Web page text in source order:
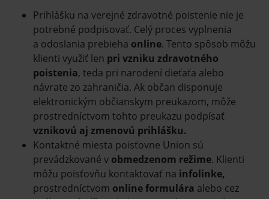
Prihlášku na verejné zdravotné poistenie nie je
potrebné podpisovať. Celý proces vyplnenia
a odoslania prebieha online. Tento spôsob môžu
klienti využiť len pri vzniku zdravotného
poistenia, teda pri narodení dieťaťa alebo
návrate zo zahraničia. Ak občan disponuje
elektronickým občianskym preukazom, môže
prostredníctvom tohto preukazu podpísať
vznikovú aj zmenovú prihlášku.
Kontaktné miesta poisťovne Union sú
prevádzkované v obmedzenom režime. Klienti
môžu poisťovňu kontaktovať na infolinke,
prostredníctvom online formulára alebo cez